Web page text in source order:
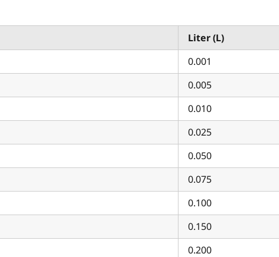
Liter (L)
0.001
0.005
0.010
0.025
0.050
0.075
0.100
0.150
0.200